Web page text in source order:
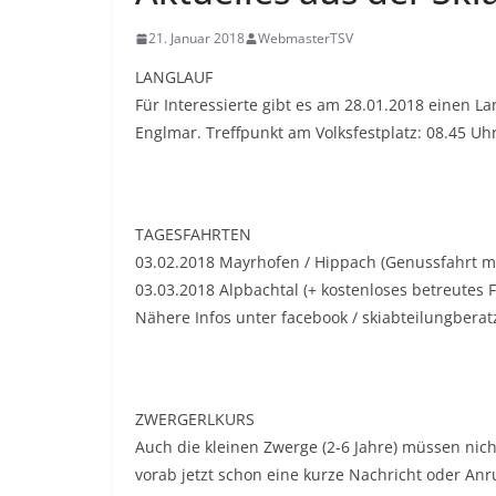
21. Januar 2018 WebmasterTSV
LANGLAUF
Für Interessierte gibt es am 28.01.2018 einen
Englmar. Treffpunkt am Volksfestplatz: 08.45
TAGESFAHRTEN
03.02.2018 Mayrhofen / Hippach (Genussfahrt
03.03.2018 Alpbachtal (+ kostenloses betreutes
Nähere Infos unter facebook /
ZWERGERLKURS
Auch die kleinen Zwerge (2-6 Jahre) müssen
vorab jetzt schon eine kurze Nachricht oder